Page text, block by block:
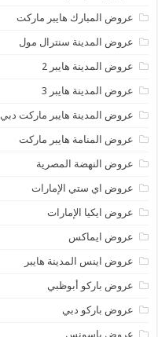
عروض المبارك هايبر ماركت
عروض المدينة سنترال مول
عروض المدينة هايبر 2
عروض المدينة هايبر 3
عروض المدينة هايبر ماركت دبي
عروض المنامة هايبر ماركت
عروض النهضة المصرية
عروض اي ستي الإمارات
عروض ايكيا الإمارات
عروض ايماكس
عروض اينس المدينة هايبر
عروض باركو أبوظبي
عروض باركو دبي
عروض باسونس